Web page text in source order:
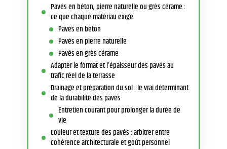
Pavés en béton, pierre naturelle ou grès cérame :
ce que chaque matériau exige
Pavés en béton
Pavés en pierre naturelle
Pavés en grès cérame
Adapter le format et l’épaisseur des pavés au
trafic réel de la terrasse
Drainage et préparation du sol : le vrai déterminant
de la durabilité des pavés
Entretien courant pour prolonger la durée de
vie
Couleur et texture des pavés : arbitrer entre
cohérence architecturale et goût personnel